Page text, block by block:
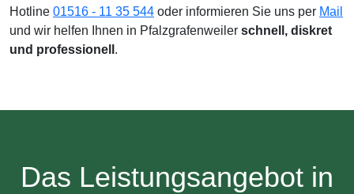
Hotline 01516 - 11 35 544 oder informieren Sie uns per Mail
und wir helfen Ihnen in Pfalzgrafenweiler schnell, diskret
und professionell .
Das Leistungsangebot in